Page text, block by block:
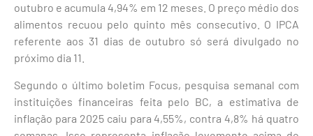
outubro e acumula 4,94% em 12 meses. O preço médio dos
alimentos recuou pelo quinto mês consecutivo. O IPCA
referente aos 31 dias de outubro só será divulgado no
próximo dia 11.
Segundo o último boletim Focus, pesquisa semanal com
instituições financeiras feita pelo BC, a estimativa de
inflação para 2025 caiu para 4,55%, contra 4,8% há quatro